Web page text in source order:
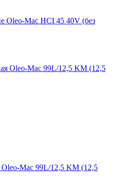
Oleo-Mac HCI 45 40V (без
Mac 99L/12,5 KM (12,5